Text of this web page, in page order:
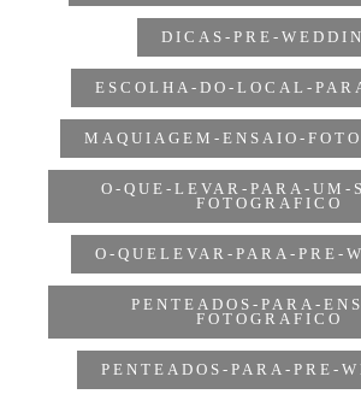
DICAS-PRE-
ESCOLHA-DO-LOCAL-
MAQUIAGEM-ENSAIO-
O-QUE-LEVAR-PARA-UM-
FOTOGRAFICO
O-QUELEVAR-PARA-PRE-
PENTEADOS-PARA-
FOTOGRAFICO
PENTEADOS-PARA-PRE-